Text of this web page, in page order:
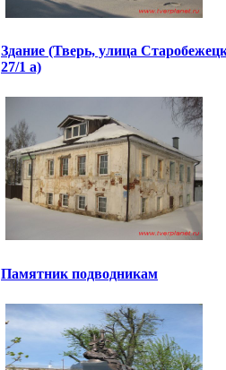
Здание (Тверь, улица
27/1 а)
Памятник подводникам